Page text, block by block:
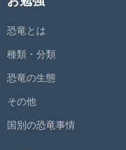
恐竜とは
種類・分類
恐竜の生態
その他
国別の恐竜事情